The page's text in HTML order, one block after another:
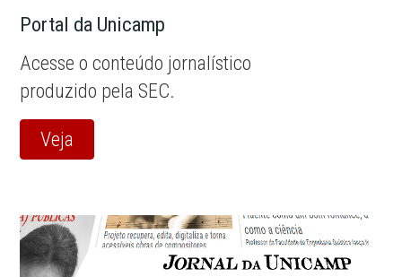
Portal da Unicamp
Acesse o conteúdo jornalístico
produzido pela SEC.
Veja